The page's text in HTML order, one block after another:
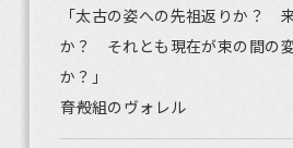
「太古の姿への先祖返りか？
か？ それとも現在が束の間の
か？」
――育殻組のヴォレル